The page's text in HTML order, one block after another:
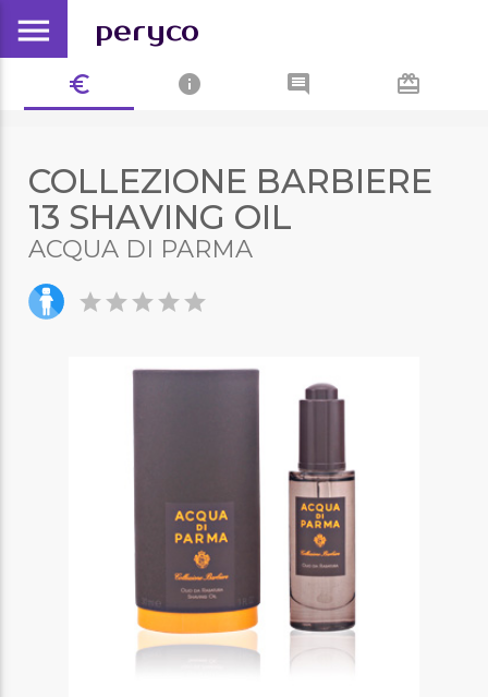
menu peryco
euro_symbol info comment card_giftcard
COLLEZIONE BARBIERE
13 SHAVING OIL
ACQUA DI PARMA
starstarstarstarstar